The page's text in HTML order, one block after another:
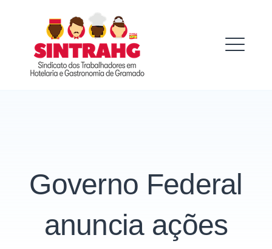
SINTRAHG
Governo Federal
anuncia ações